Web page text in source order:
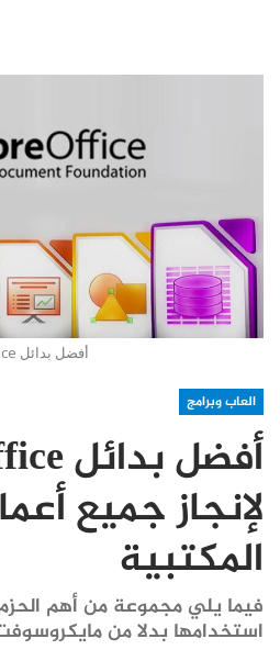
أفضل بدائل office
العاب وبرامج
لإنجاز جميع
المكتبية
فيما يلي مجموعة من أهم
استخدامها بدلا من